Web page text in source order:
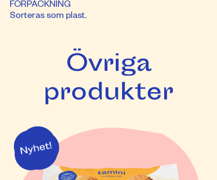
FÖRPACKNING
Sorteras som plast.
Övriga
produkter